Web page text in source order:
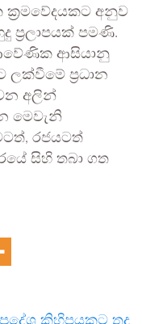
ක්‍රමවේදයකට අනුව
ප්‍රලාපයක් පමණි.
ආසියානු
ලක්වීමේ ප්‍රධාන
අලින්
මෙවැනි
රජයටත්
සිහි තබා ගත
කිහිපයකට තද